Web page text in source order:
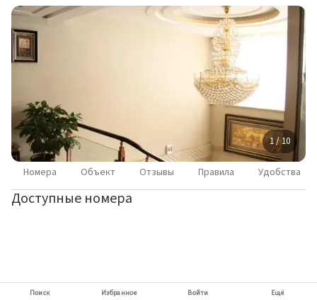
1 / 10
Номера Объект Отзывы Правила Удобства
Доступные номера
Поиск Избранное Войти Ещё